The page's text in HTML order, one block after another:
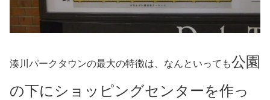
湊川パークタウンの最大の特徴は、なんといっても公園
の下にショッピングセンターを作っ